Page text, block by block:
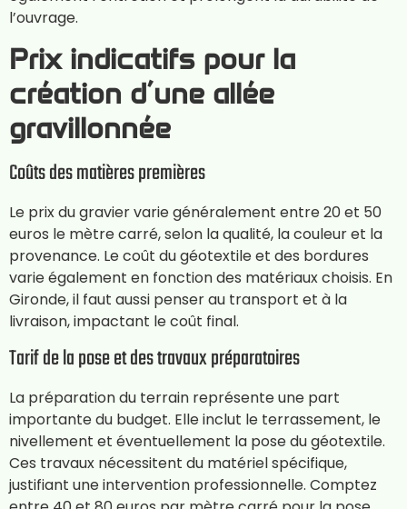
l’ouvrage.
Prix indicatifs pour la
création d’une allée
gravillonnée
Coûts des matières premières
Le prix du gravier varie généralement entre 20 et 50
euros le mètre carré, selon la qualité, la couleur et la
provenance. Le coût du géotextile et des bordures
varie également en fonction des matériaux choisis. En
Gironde, il faut aussi penser au transport et à la
livraison, impactant le coût final.
Tarif de la pose et des travaux préparatoires
La préparation du terrain représente une part
importante du budget. Elle inclut le terrassement, le
nivellement et éventuellement la pose du géotextile.
Ces travaux nécessitent du matériel spécifique,
justifiant une intervention professionnelle. Comptez